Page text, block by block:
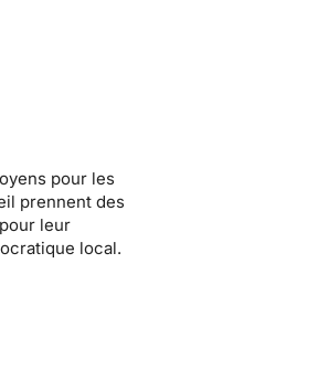
pour les
prennent des
leur
local.